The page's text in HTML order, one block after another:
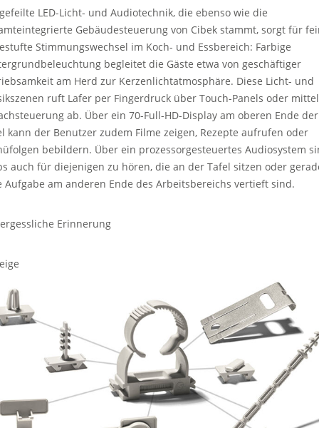
LED-Licht- und Audiotechnik, die ebenso wie die
Gebäudesteuerung von Cibek stammt, sorgt für
Stimmungswechsel im Koch- und Essbereich: Farbige
begleitet die Gäste etwa von geschäftiger
am Herd zur Kerzenlichtatmosphäre. Diese Licht- und
ruft Lafer per Fingerdruck über Touch-Panels oder
ab. Über ein 70-Full-HD-Display am oberen Ende der
kann der Benutzer zudem Filme zeigen, Rezepte aufrufen oder
bebildern. Über ein prozessorgesteuertes Audiosystem
auch für diejenigen zu hören, die an der Tafel sitzen oder
Aufgabe am anderen Ende des Arbeitsbereichs vertieft sind.
Erinnerung